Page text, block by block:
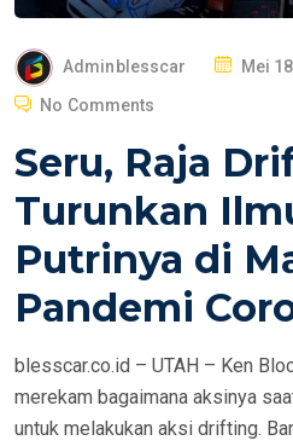
Adminblesscar
P
T
O
Mei
No Comments
Seru, Raja
Turunkan
Putrinya di
Pandemi
blesscar.co.id – UTAH – Ken
merekam bagaimana aksinya
untuk melakukan aksi drifting.